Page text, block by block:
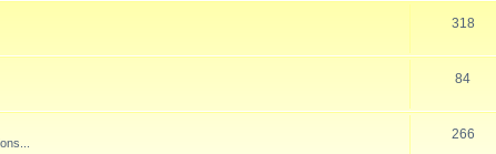
318
84
266